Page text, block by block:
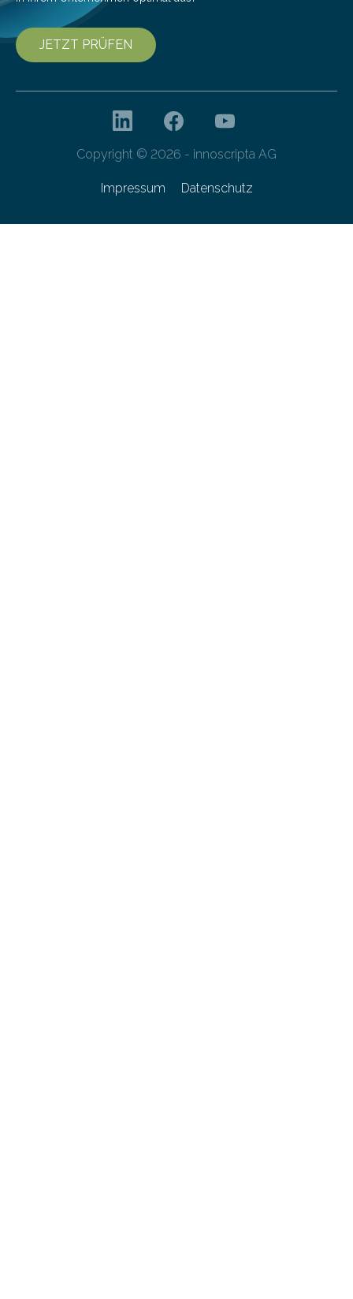
JETZT PRÜFEN
Copyright © 2026 - innoscripta AG
Impressum Datenschutz